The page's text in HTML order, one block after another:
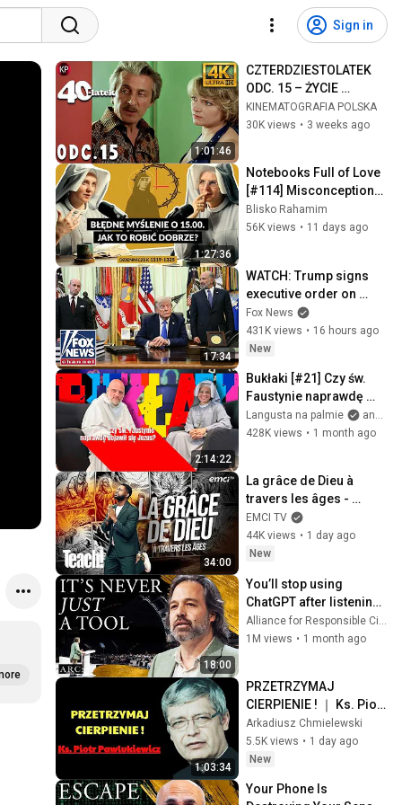
Sign in
1:01:46
CZTERDZIESTOLATEK
ODC. 15 – ŻYCIE
TOWARZYSKIE | Kultowy
Polski Serial 4k
KINEMATOGRAFIA POLSKA
30K views • 3 weeks ago
1:27:36
Notebooks Full of Love
[#114] Misconceptions
about 3:00 PM. How to
do it right? | Sr. Tobiana
Blisko Rahamim
56K views • 11 days ago
17:34
WATCH: Trump signs
executive order on
birthright citizenship
Fox News
431K views • 16 hours ago
New
2:14:22
Bukłaki [#21] Czy św.
Faustynie naprawdę
objawił się Jezus? ||
siostra Gaudia Skass
Langusta na palmie
and Blisko Rahamim
428K views • 1 month ago
34:00
La grâce de Dieu à
travers les âges -
Teach! - Athoms Mbuma
EMCI TV
44K views • 1 day ago
New
18:00
You’ll stop using
ChatGPT after listening
to this | Jonathan
Pageau [ARC 2026]
Alliance for Responsible Citizenship and Jonathan Pageau
1M views • 1 month ago
1:03:34
PRZETRZYMAJ
CIERPIENIE ! ｜ Ks. Piotr
Pawlukiewicz Modlitwa |
pawlukiewicz
Arkadiusz Chmielewski
5.5K views • 1 day ago
New
Your Phone Is